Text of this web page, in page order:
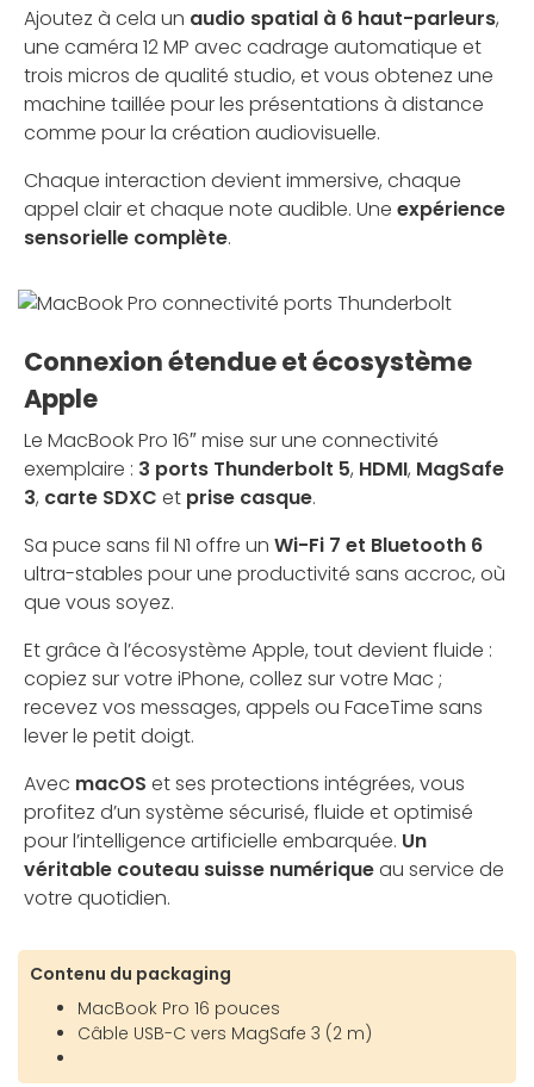
Ajoutez à cela un audio spatial à 6 haut-parleurs,
une caméra 12 MP avec cadrage automatique et
trois micros de qualité studio, et vous obtenez une
machine taillée pour les présentations à distance
comme pour la création audiovisuelle.
Chaque interaction devient immersive, chaque
appel clair et chaque note audible. Une expérience
sensorielle complète.
Connexion étendue et écosystème
Apple
Le MacBook Pro 16″ mise sur une connectivité
exemplaire : 3 ports Thunderbolt 5, HDMI, MagSafe
3, carte SDXC et prise casque.
Sa puce sans fil N1 offre un Wi-Fi 7 et Bluetooth 6
ultra-stables pour une productivité sans accroc, où
que vous soyez.
Et grâce à l’écosystème Apple, tout devient fluide :
copiez sur votre iPhone, collez sur votre Mac ;
recevez vos messages, appels ou FaceTime sans
lever le petit doigt.
Avec macOS et ses protections intégrées, vous
profitez d’un système sécurisé, fluide et optimisé
pour l’intelligence artificielle embarquée. Un
véritable couteau suisse numériqueau service de
votre quotidien.
Contenu du packaging
MacBook Pro 16 pouces
Câble USB-C vers MagSafe 3 (2 m)